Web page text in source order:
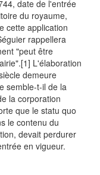
date de l'entrée
du royaume,
cette application
rappellera
"peut être
[1] L'élaboration
demeure
semble-t-il de la
la corporation
que le statu quo
le contenu du
devait perdurer
en vigueur.